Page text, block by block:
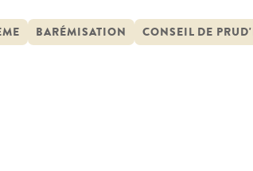
dans le cadre d’un appel à
BARÉMISATION CONSEIL DE